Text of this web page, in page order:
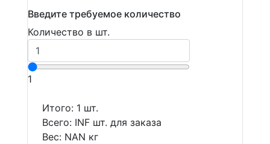
Введите требуемое количество
Количество в шт.
1
Итого: 1 шт.
Всего: INF шт. для заказа
Вес: NAN кг